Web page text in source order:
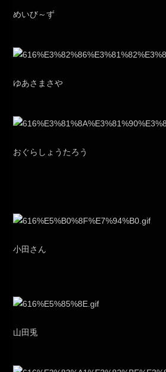
めいび～ず
ゆあさまさや
おぐらしょうたろう
小田さん
山田兎